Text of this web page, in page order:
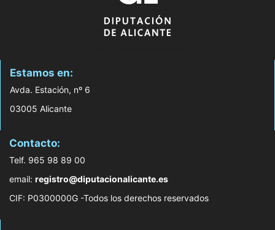
Estamos en:
Avda. Estación, nº 6
03005 Alicante
Contacto:
Telf. 965 98 89 00
email: registro@diputacionalicante.es
CIF: P0300000G -Todos los derechos reservados